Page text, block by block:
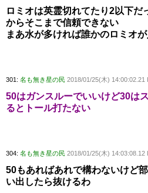
ロミオは英霊切れてたり2以下だ
からそこまで信頼できない
まあ水が多ければ誰かのロミオ
301: 名も無き星の民 2018/01/25(木) 14:00:02.21
50はガンスルーでいいけど30は
るとトール打たない
304: 名も無き星の民 2018/01/25(木) 14:03:08.12
50もあればあれで構わないけど
い出したら抜けるわ